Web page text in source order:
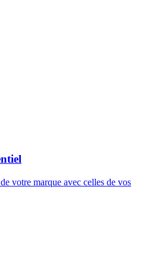
votre marque avec celles de vos